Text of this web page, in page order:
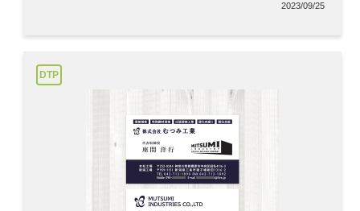
2023/09/25
DTP